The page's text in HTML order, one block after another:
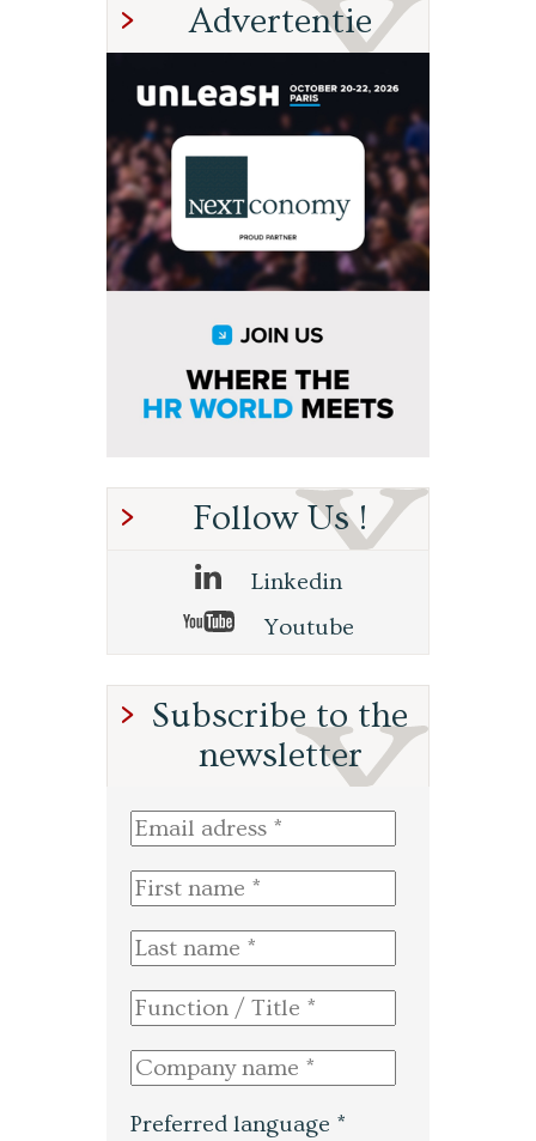
Advertentie
Follow Us !
Linkedin
Youtube
Subscribe to the
newsletter
Preferred language *